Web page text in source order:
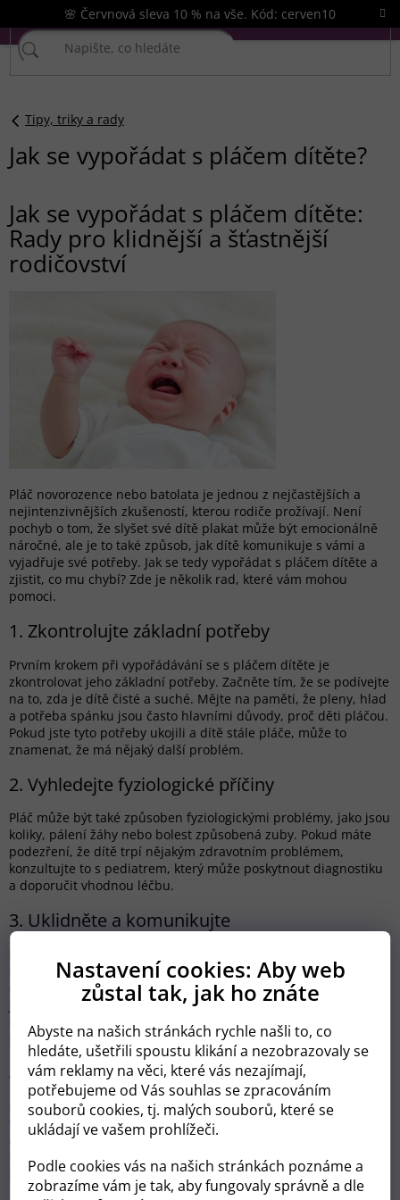
Nastavení cookies: Aby web
zůstal tak, jak ho znáte
Abyste na našich stránkách rychle našli to, co
hledáte, ušetřili spoustu klikání a nezobrazovaly se
vám reklamy na věci, které vás nezajímají,
potřebujeme od Vás souhlas se zpracováním
souborů cookies, tj. malých souborů, které se
ukládají ve vašem prohlížeči.
Podle cookies vás na našich stránkách poznáme a
zobrazíme vám je tak, aby fungovaly správně a dle
na
obsah
🌸 Červnová sleva 10 % na vše. Kód: cerven10
Tipy, triky a rady
Jak se vypořádat s pláčem dítěte?
Jak se vypořádat s pláčem dítěte:
Rady pro klidnější a šťastnější
rodičovství
Pláč novorozence nebo batolata je jednou z nejčastějších a
nejintenzivnějších zkušeností, kterou rodiče prožívají. Není
pochyb o tom, že slyšet své dítě plakat může být emocionálně
náročné, ale je to také způsob, jak dítě komunikuje s vámi a
vyjadřuje své potřeby. Jak se tedy vypořádat s pláčem dítěte a
zjistit, co mu chybí? Zde je několik rad, které vám mohou
pomoci.
1. Zkontrolujte základní potřeby
Prvním krokem při vypořádávání se s pláčem dítěte je
zkontrolovat jeho základní potřeby. Začněte tím, že se podívejte
na to, zda je dítě čisté a suché. Mějte na paměti, že pleny, hlad
a potřeba spánku jsou často hlavními důvody, proč děti pláčou.
Pokud jste tyto potřeby ukojili a dítě stále pláče, může to
znamenat, že má nějaký další problém.
2. Vyhledejte fyziologické příčiny
Pláč může být také způsoben fyziologickými problémy, jako jsou
koliky, pálení žáhy nebo bolest způsobená zuby. Pokud máte
podezření, že dítě trpí nějakým zdravotním problémem,
konzultujte to s pediatrem, který může poskytnout diagnostiku
a doporučit vhodnou léčbu.
3. Uklidněte a komunikujte
nebo nedostatečně pozorné. Uklidněte dítě tím, že ho vezmete
do náruče, hladíte, hovoříte s ním nebo zpíváte. Důležité je, že
jste tam pro něj a že ho posloucháte. I když novorozenci možná
nerozumí slovům, vaše hlasové vibrace a doteky mohou jim
poskytnout pocit bezpečí.
4. Vyzkoušejte různé techniky
Každé dítě je jedinečné, a co funguje u jednoho, nemusí
fungovat u druhého. Vyzkoušejte různé techniky, abyste zjistili,
co vašemu dítěti nejlépe pomáhá. Některé děti se uklidňují
houpáním, zatímco jiné preferují hlasité zpívání nebo broušení
hračkou. Experimentujte a buďte trpěliví.